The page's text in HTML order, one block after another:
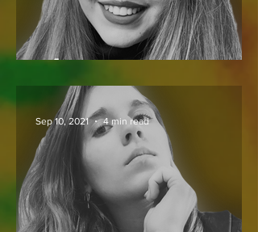
KÁNON-MUSTRA
Sep 10, 2021 4 min read